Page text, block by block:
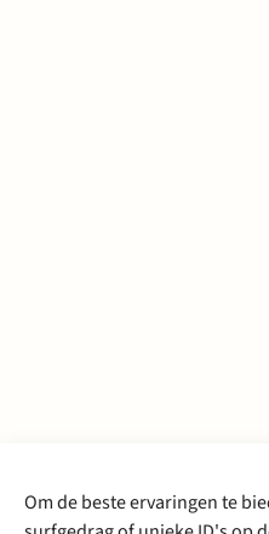
Om de beste ervaringen te